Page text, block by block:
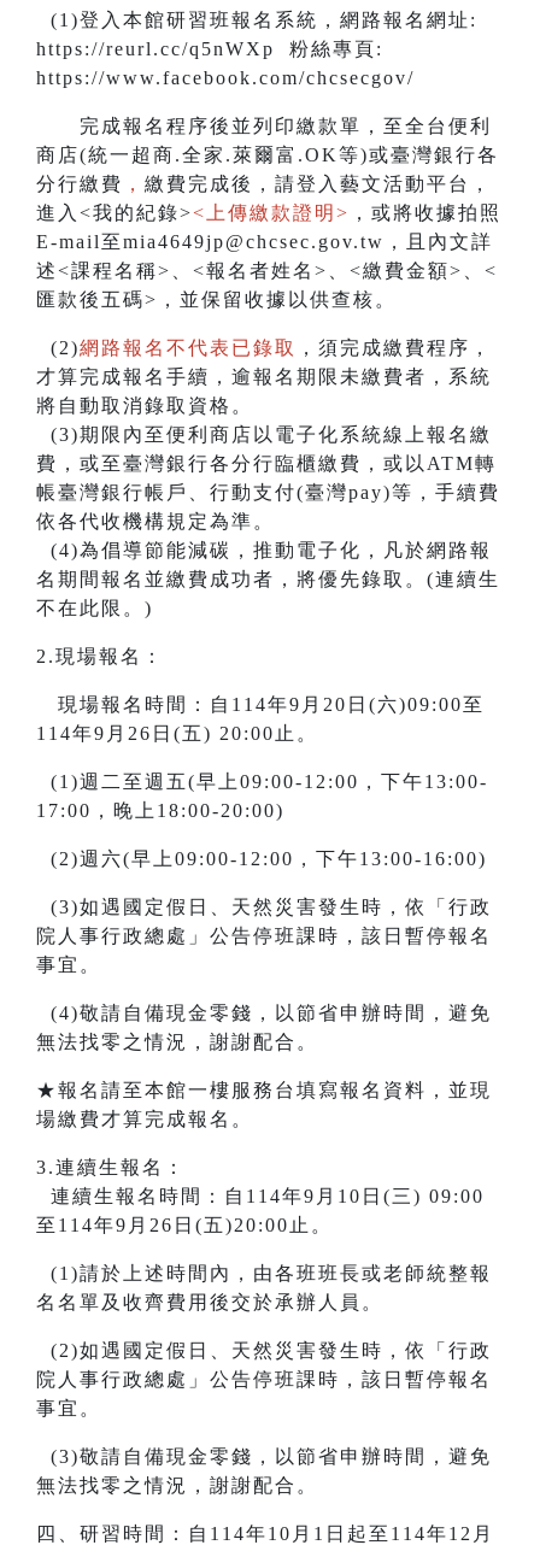
(1)登入本館研習班報名系統，網路報名網址:
https://reurl.cc/q5nWXp 粉絲專頁:
https://www.facebook.com/chcsecgov/
完成報名程序後並列印繳款單，至全台便利
商店(統一超商.全家.萊爾富.OK等)或臺灣銀行各
分行繳費 ， 繳費完成後，請登入藝文活動平台，
進入<我的紀錄><上傳繳款證明> ，或將收據拍照
E-mail至mia4649jp@chcsec.gov.tw，且內文詳
述<課程名稱>、<報名者姓名>、<繳費金額>、<
匯款後五碼>，並保留收據以供查核。
(2)網路報名不代表已錄取
，須完成繳費程序，
才算完成報名手續，逾報名期限未繳費者，系統
將自動取消錄取資格。
(3)期限內至便利商店以電子化系統線上報名繳
費，或至臺灣銀行各分行臨櫃繳費，或以ATM轉
帳臺灣銀行帳戶、行動支付(臺灣pay)等，手續費
依各代收機構規定為準。
(4)為倡導節能減碳，推動電子化，凡於網路報
名期間報名並繳費成功者，將優先錄取。(連續生
不在此限。)
2.現場報名：
現場報名時間：自114年9月20日(六)09:00至
114年9月26日(五) 20:00止。
(1)週二至週五(早上09:00-12:00，下午13:00-
17:00，晚上18:00-20:00)
(2)週六(早上09:00-12:00，下午13:00-16:00)
(3)如遇國定假日、天然災害發生時，依「行政
院人事行政總處」公告停班課時，該日暫停報名
事宜。
(4)敬請自備現金零錢，以節省申辦時間，避免
無法找零之情況，謝謝配合。
★報名請至本館一樓服務台填寫報名資料，並現
場繳費才算完成報名。
3.連續生報名：
連續生報名時間：自114年9月10日(三) 09:00
至114年9月26日(五)20:00止。
(1)請於上述時間內，由各班班長或老師統整報
名名單及收齊費用後交於承辦人員。
(2)如遇國定假日、天然災害發生時，依「行政
院人事行政總處」公告停班課時，該日暫停報名
事宜。
(3)敬請自備現金零錢，以節省申辦時間，避免
無法找零之情況，謝謝配合。
四、研習時間：自114年10月1日起至114年12月